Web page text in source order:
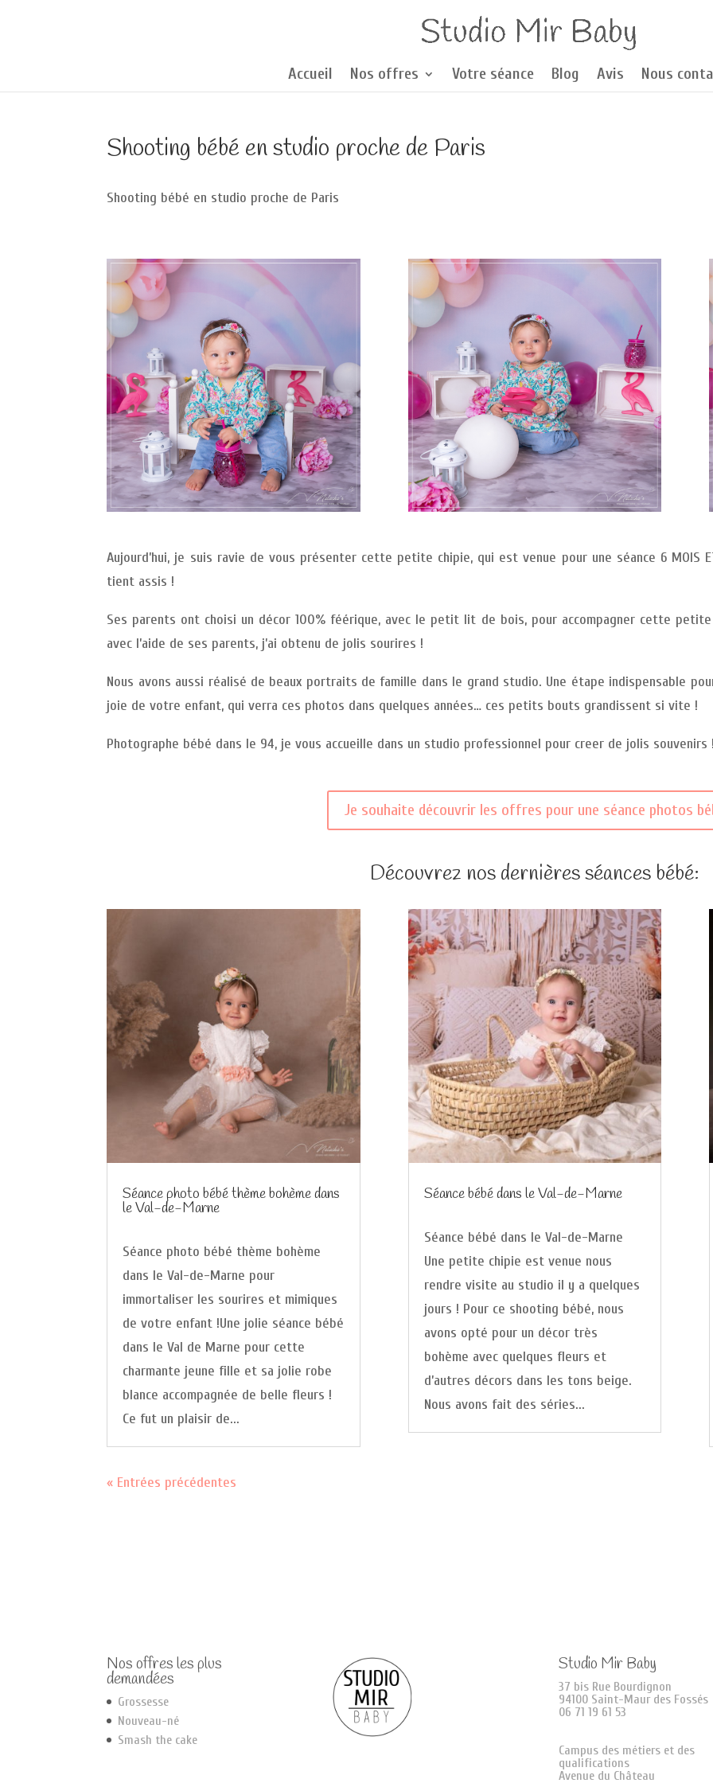
Accueil Nos offres Votre séance Blog Avis Nous
Shooting bébé en studio proche de Paris
Shooting bébé en studio proche de Paris
Aujourd’hui, je suis ravie de vous présenter cette petite chipie, qui est venue pour une séance 6 MOIS
tient assis !
Ses parents ont choisi un décor 100% féérique, avec le petit lit de bois, pour accompagner cette petite
avec l’aide de ses parents, j’ai obtenu de jolis sourires !
Nous avons aussi réalisé de beaux portraits de famille dans le grand studio. Une étape indispensable
joie de votre enfant, qui verra ces photos dans quelques années… ces petits bouts grandissent si vite !
Photographe bébé dans le 94, je vous accueille dans un studio professionnel pour creer de jolis
Je souhaite découvrir les offres pour une séance photos
Découvrez nos dernières séances bébé:
Séance photo bébé thème bohème dans
le Val-de-Marne
Séance photo bébé thème bohème
dans le Val-de-Marne pour
immortaliser les sourires et mimiques
de votre enfant !Une jolie séance bébé
dans le Val de Marne pour cette
charmante jeune fille et sa jolie robe
blance accompagnée de belle fleurs !
Ce fut un plaisir de...
Séance bébé dans le Val-de-Marne
Séance bébé dans le Val-de-Marne
Une petite chipie est venue nous
rendre visite au studio il y a quelques
jours ! Pour ce shooting bébé, nous
avons opté pour un décor très
bohème avec quelques fleurs et
d’autres décors dans les tons beige.
Nous avons fait des séries...
« Entrées précédentes
Nos offres les plus
demandées
Grossesse
Nouveau-né
Smash the cake
Studio Mir Baby
37 bis Rue Bourdignon
94100 Saint-Maur des Fossés
06 71 19 61 53
Campus des métiers et des
qualifications
Avenue du Château